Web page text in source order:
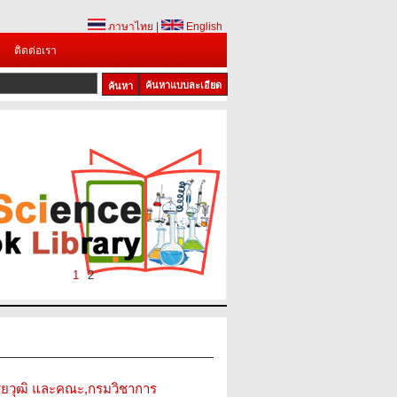
ภาษาไทย
English
ติดต่อเรา
ค้นหาแบบละเอียด
1 2
วุฒิ และคณะ,กรมวิชาการ